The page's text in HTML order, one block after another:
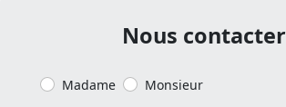
Nous contacter
Madame Monsieur